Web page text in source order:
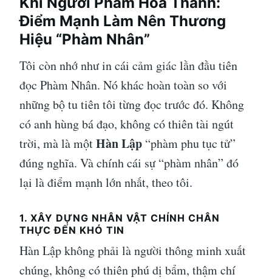
Điểm Mạnh Làm Nên Thương
Hiệu “Phàm Nhân”
Tôi còn nhớ như in cái cảm giác lần đầu tiên
đọc Phàm Nhân. Nó khác hoàn toàn so với
những bộ tu tiên tôi từng đọc trước đó. Không
có anh hùng bá đạo, không có thiên tài ngút
trời, mà là mộtHàn Lập “phàm phu tục tử”
đúng nghĩa. Và chính cái sự “phàm nhân” đó
lại là điểm mạnh lớn nhất, theo tôi.
1. XÂY DỰNG NHÂN VẬT CHÍNH CHÂN
THỰC ĐẾN KHÓ TIN
Hàn Lập không phải là người thông minh xuất
chúng, không có thiên phú dị bẩm, thậm chí